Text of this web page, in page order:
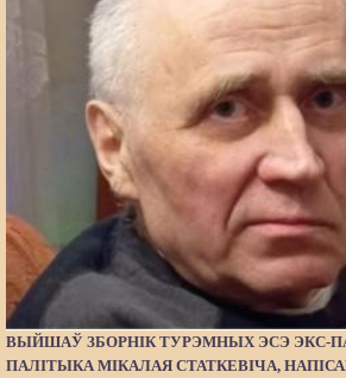
ВЫЙШАЎ ЗБОРНІК ТУРЭМНЫХ ЭСЭ ЭКС-
ПАЛІТЫКА МІКАЛАЯ СТАТКЕВІЧА,